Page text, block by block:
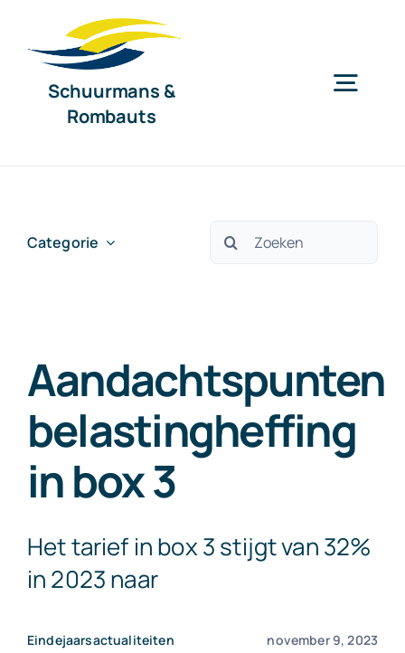
naar
Schuurmans &
Rombauts
Nieuws
Exact Online
Neem contact op!
Categorie
Zoeken
Aandachtspunten
belastingheffing
in box 3
Het tarief in box 3 stijgt van 32%
in 2023 naar
Eindejaarsactualiteiten november 9, 2023